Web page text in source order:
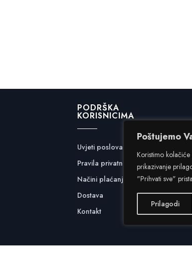
Poštujemo
Koristimo kolačiće
prikazivanje
"Prihvati sve"
Prilagodi
PODRŠKA
KORISNICIMA
Uvjeti poslovanja
Pravila privatnosti
Načini plaćanja
Dostava
Kontakt